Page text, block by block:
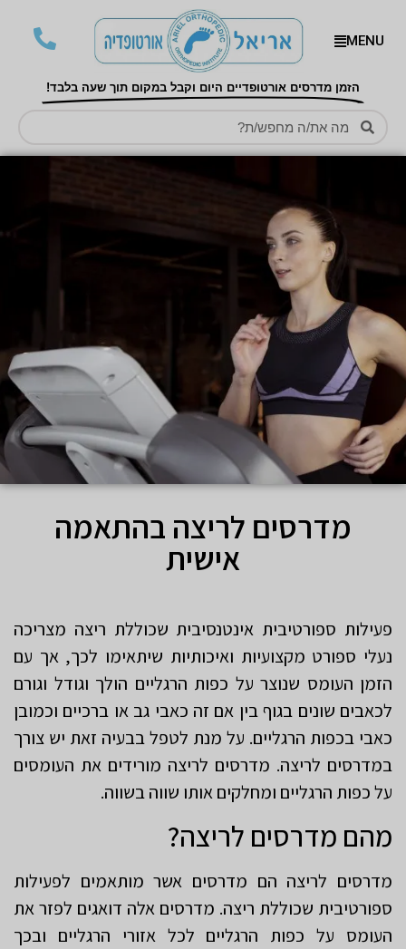
MENU
הזמן מדרסים אורטופדיים היום וקבל במקום תוך שעה בלבד!
מדרסים לריצה בהתאמה
אישית
פעילות ספורטיבית אינטנסיבית שכוללת ריצה מצריכה
נעלי ספורט מקצועיות ואיכותיות שיתאימו לכך, אך עם
הזמן העומס שנוצר על כפות הרגליים הולך וגודל וגורם
לכאבים שונים בגוף בין אם זה כאבי גב או ברכיים וכמובן
כאבי בכפות הרגליים. על מנת לטפל בבעיה זאת יש צורך
במדרסים לריצה. מדרסים לריצה מורידים את העומסים
על כפות הרגליים ומחלקים אותו שווה בשווה.
מהם מדרסים לריצה?
מדרסים לריצה הם מדרסים אשר מותאמים לפעילות
ספורטיבית שכוללת ריצה. מדרסים אלה דואגים לפזר את
העומס על כפות הרגליים לכל אזורי הרגליים ובכך